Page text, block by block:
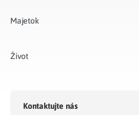
Majetok​
Život​
Kontaktujte nás